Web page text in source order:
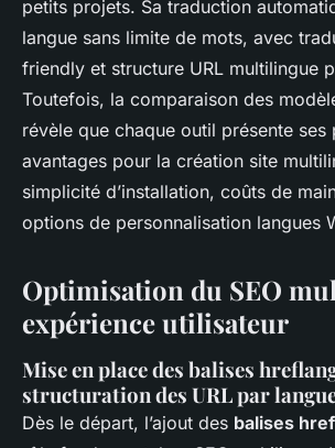
petits projets. Sa traduction
langue sans limite de mots, avec
friendly et structure URL multilingue
Toutefois, la comparaison des
révèle que chaque outil présente ses
avantages pour la création site
simplicité d’installation, coûts de
options de personnalisation langues
Optimisation du SEO
expérience utilisateur
Mise en place des balises
structuration des URL par
Dès le départ, l’ajout des balises